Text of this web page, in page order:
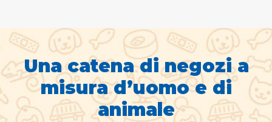
Una catena di negozi a
misura d’uomo e di
animale